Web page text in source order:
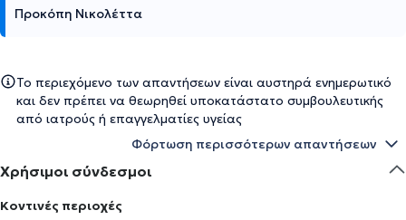
Προκόπη Νικολέττα
Το περιεχόμενο των απαντήσεων είναι αυστηρά ενημερωτικό
και δεν πρέπει να θεωρηθεί υποκατάστατο συμβουλευτικής
από ιατρούς ή επαγγελματίες υγείας
Φόρτωση περισσότερων απαντήσεων
Χρήσιμοι σύνδεσμοι
Κοντινές περιοχές